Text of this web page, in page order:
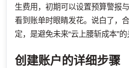
生费用，初期可以设置预算警报
看到账单时眼睛发花。说白了，
定，是避免未来“云上腰斩成本”的
创建账户的详细步骤